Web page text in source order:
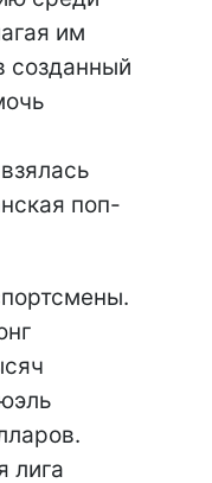
им
созданный
поп-
лига